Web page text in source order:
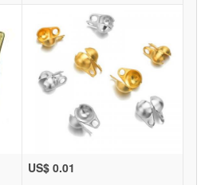
US$ 0.01